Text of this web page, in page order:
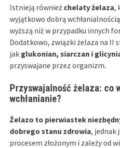
Istnieją również chelaty żelaza,
wyjątkowo dobrą
wyższą niż w przypadku innych
Dodatkowo, związki żelaza na II
jak glukonian, siarczan i
przyswajane przez organizm.
Przyswajalność żelaza: co
wchłanianie?
Żelazo to pierwiastek
dobrego stanu zdrowia, jednak
procesem złożonym i zależy od